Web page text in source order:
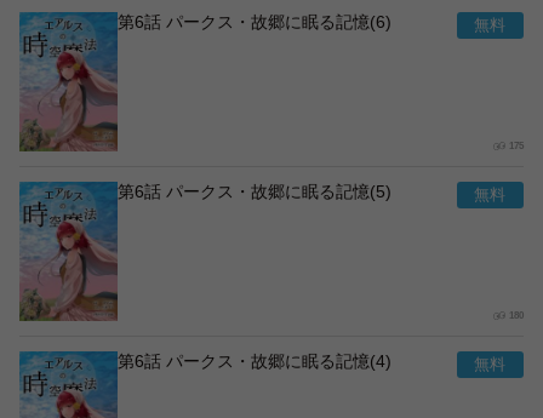
第6話 パークス・故郷に眠る記憶(6)
175
第6話 パークス・故郷に眠る記憶(5)
180
第6話 パークス・故郷に眠る記憶(4)